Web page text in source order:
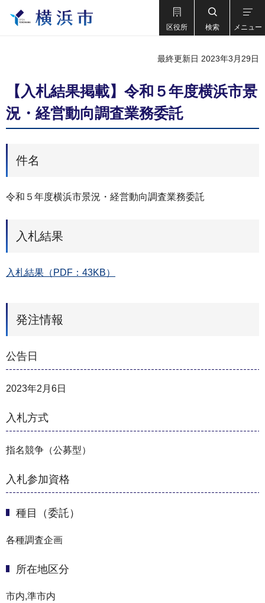
区役所 検索 メニュー
最終更新日 2023年3月29日
【入札結果掲載】令和５年度横浜市景
況・経営動向調査業務委託
件名
令和５年度横浜市景況・経営動向調査業務委託
入札結果
入札結果（PDF：43KB）
発注情報
公告日
2023年2月6日
入札方式
指名競争（公募型）
入札参加資格
種目（委託）
各種調査企画
所在地区分
市内,準市内